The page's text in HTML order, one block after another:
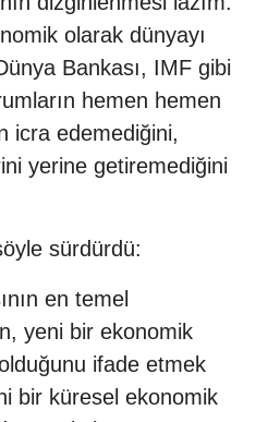
olarak dünyayı
Bankası, IMF gibi
hemen hemen
icra edemediğini,
yerine getiremediğini
sürdürdü:
en temel
yeni bir ekonomik
ifade etmek
bir küresel ekonomik